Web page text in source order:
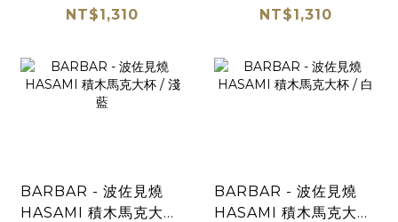
NT$1,310
NT$1,310
BARBAR - 波佐見燒
HASAMI 積木馬克大杯
BARBAR - 波佐見燒
HASAMI 積木馬克大杯